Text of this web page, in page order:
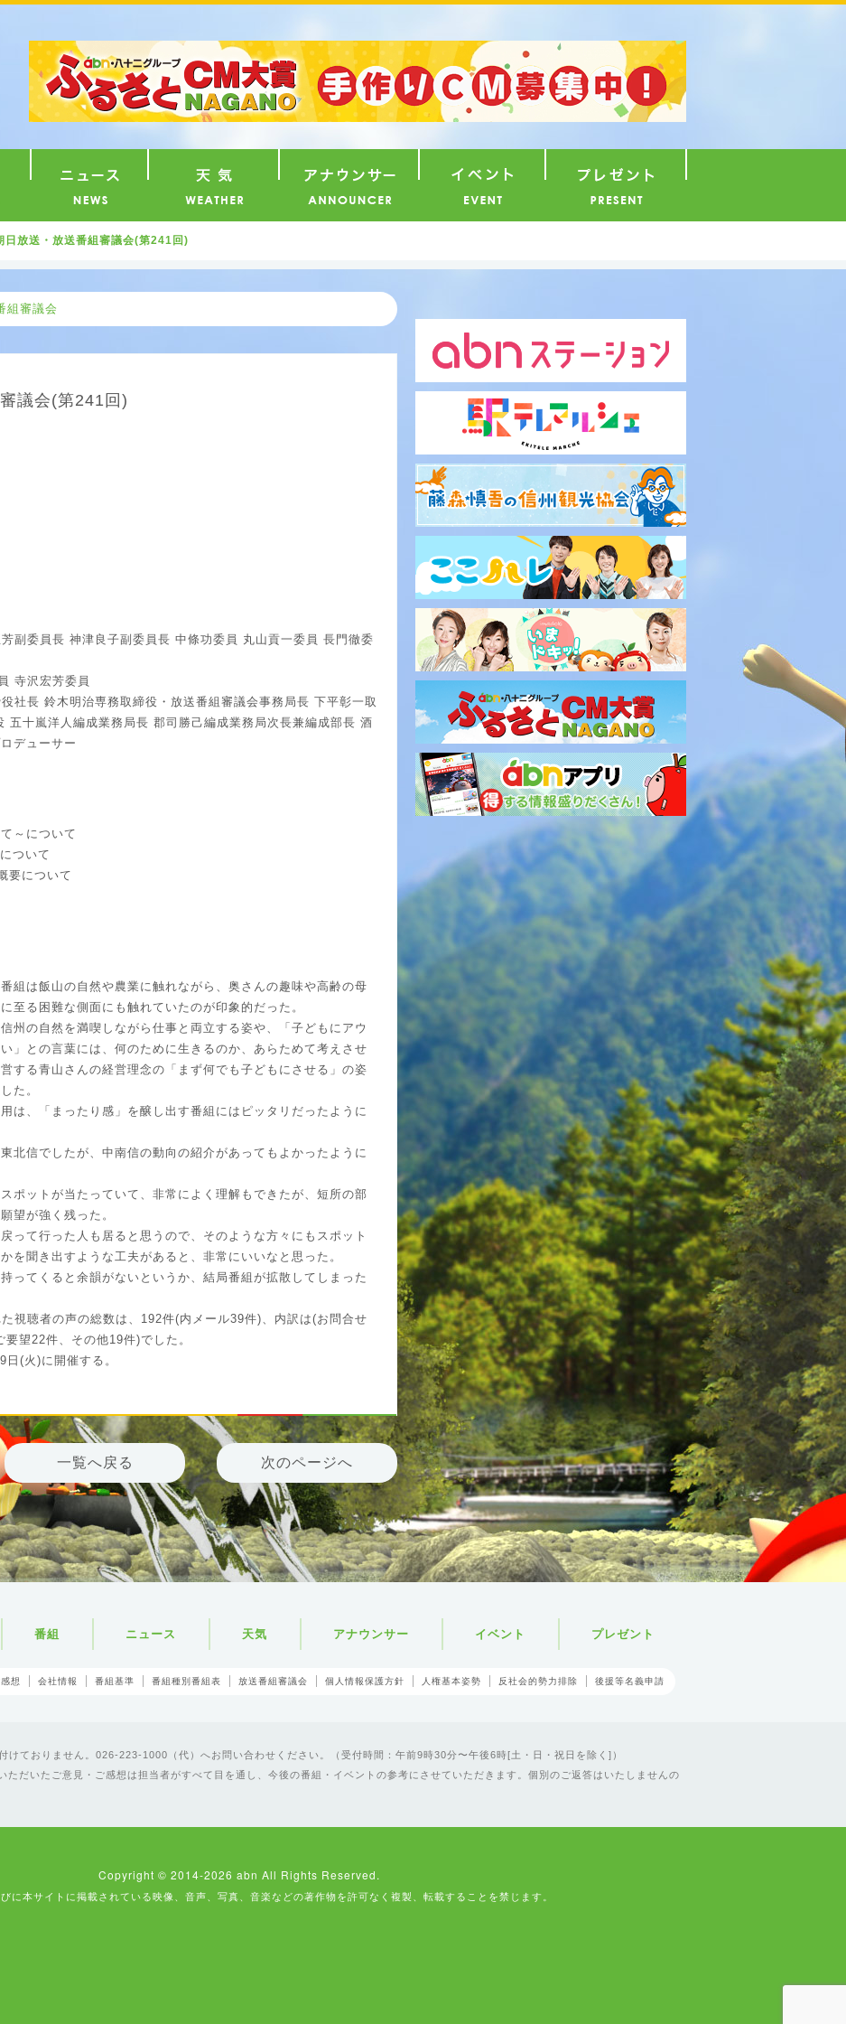
索
日放送・放送番組審議会(第241回)
組審議会
議会(第241回)
副委員長 神津良子副委員長 中條功委員 丸山貢一委員 長門徹委
寺沢宏芳委員
社長 鈴木明治専務取締役・放送番組審議会事務局長 下平彰一取
五十嵐洋人編成業務局長 郡司勝己編成業務局次長兼編成部長 酒
デューサー
～について
ついて
要について
組は飯山の自然や農業に触れながら、奥さんの趣味や高齢の母
至る困難な側面にも触れていたのが印象的だった。
州の自然を満喫しながら仕事と両立する姿や、「子どもにアウ
」との言葉には、何のために生きるのか、あらためて考えさせ
する青山さんの経営理念の「まず何でも子どもにさせる」の姿
た。
は、「まったり感」を醸し出す番組にはピッタリだったように
北信でしたが、中南信の動向の紹介があってもよかったように
ポットが当たっていて、非常によく理解もできたが、短所の部
望が強く残った。
って行った人も居ると思うので、そのような方々にもスポット
を聞き出すような工夫があると、非常にいいなと思った。
ってくると余韻がないというか、結局番組が拡散してしまった
視聴者の声の総数は、192件(内メール39件)、内訳は(お問合せ
望22件、その他19件)でした。
(火)に開催する。
一覧へ戻る 次のページへ
番組 ニュース 天気 アナウンサー イベント プレゼント
想 会社情報 番組基準 番組種別番組表 放送番組審議会 個人情報保護方針 人権基本姿勢 反社会的勢力排除 後援等名義申請
けておりません。026-223-1000（代）へお問い合わせください。（受付時間：午前9時30分〜午後6時[土・日・祝日を除く]）
ただいたご意見・ご感想は担当者がすべて目を通し、今後の番組・イベントの参考にさせていただきます。個別のご返答はいたしませんの
Copyright © 2014-2026 abn All Rights Reserved.
に本サイトに掲載されている映像、音声、写真、音楽などの著作物を許可なく複製、転載することを禁じます。